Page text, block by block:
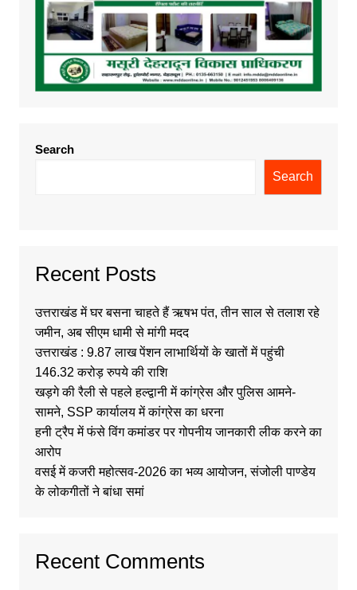
Search
Search
Recent Posts
उत्तराखंड में घर बसना चाहते हैं ऋषभ पंत, तीन साल से तलाश रहे
जमीन, अब सीएम धामी से मांगी मदद
उत्तराखंड : 9.87 लाख पेंशन लाभार्थियों के खातों में पहुंची
146.32 करोड़ रुपये की राशि
खड़गे की रैली से पहले हल्द्वानी में कांग्रेस और पुलिस आमने-
सामने, SSP कार्यालय में कांग्रेस का धरना
हनी ट्रैप में फंसे विंग कमांडर पर गोपनीय जानकारी लीक करने का
आरोप
वसई में कजरी महोत्सव-2026 का भव्य आयोजन, संजोली पाण्डेय
के लोकगीतों ने बांधा समां
Recent Comments